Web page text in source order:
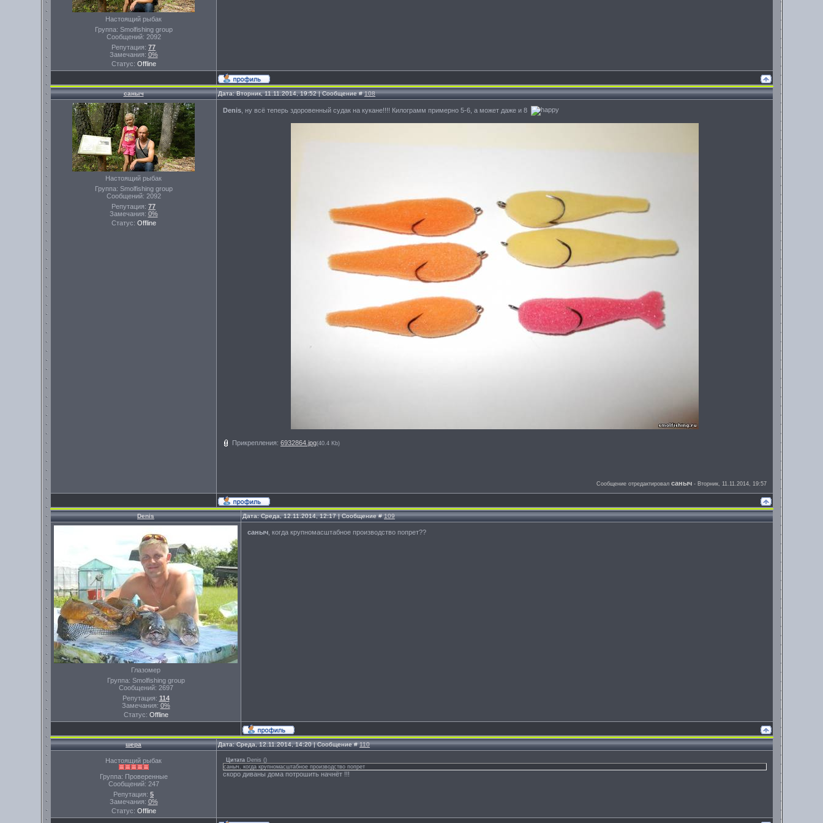
Настоящий рыбак
Группа: Smolfishing group
Сообщений: 2092
Репутация: 77
Замечания: 0%
Статус: Offline
саныч Дата: Вторник, 11.11.2014, 19:52 | Сообщение #108
Настоящий рыбак
Группа: Smolfishing group
Сообщений: 2092
Репутация: 77
Замечания: 0%
Статус: Offline
Denis , ну всё теперь здоровенный судак на кукане!!!! Килограмм примерно 5-6, а может даже и 8
Прикрепления: 6932864.jpg(40.4 Kb)
Сообщение отредактировал саныч - Вторник, 11.11.2014, 19:57
Denis Дата: Среда, 12.11.2014, 12:17 | Сообщение #109
Глазомер
Группа: Smolfishing group
Сообщений: 2697
Репутация: 114
Замечания: 0%
Статус: Offline
саныч , когда крупномасштабное производство попрет??
шера Дата: Среда, 12.11.2014, 14:20 | Сообщение #110
Настоящий рыбак
Группа: Проверенные
Сообщений: 247
Репутация: 5
Замечания: 0%
Статус: Offline
Цитата Denis ()
саныч, когда крупномасштабное производство попрет
скоро диваны дома потрошить начнёт !!!